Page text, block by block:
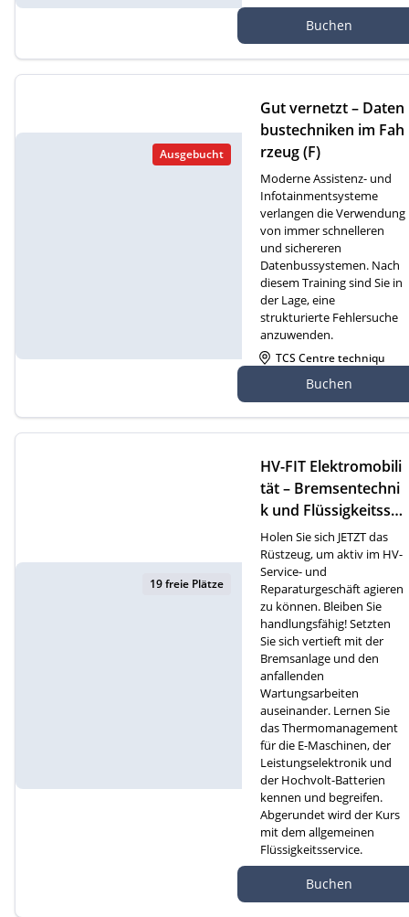
atte 1D, 6260 Reiden
Buchen
Ausgebucht
Gut vernetzt – Daten
bustechniken im Fah
rzeug (F)
Moderne Assistenz- und
Infotainmentsysteme
verlangen die Verwendung
von immer schnelleren
und sichereren
Datenbussystemen. Nach
diesem Training sind Sie in
der Lage, eine
strukturierte Fehlersuche
anzuwenden.
TCS Centre techniqu
Dizy 4, 1304 Cossonay
Buchen
19 freie Plätze
HV-FIT Elektromobili
tät – Bremsentechni
k und Flüssigkeitsser
vice (D)
Holen Sie sich JETZT das
Rüstzeug, um aktiv im HV-
Service- und
Reparaturgeschäft agieren
zu können. Bleiben Sie
handlungsfähig! Setzten
Sie sich vertieft mit der
Bremsanlage und den
anfallenden
Wartungsarbeiten
auseinander. Lernen Sie
das Thermomanagement
für die E-Maschinen, der
Leistungselektronik und
der Hochvolt-Batterien
kennen und begreifen.
Abgerundet wird der Kurs
mit dem allgemeinen
Flüssigkeitsservice.
atte 1D, 6260 Reiden
Buchen